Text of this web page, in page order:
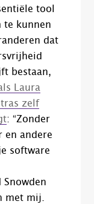
tool
te kunnen
dat
bestaan,
Laura
zelf
: “Zonder
en andere
software
met mij.